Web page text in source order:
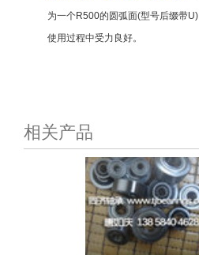
为一个R500的圆弧面(型号后缀带U)
使用过程中受力良好。
相关产品